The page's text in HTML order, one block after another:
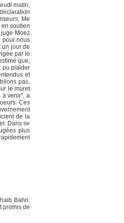
matin,
Me
soutien
Moez
pour nous
un jour de
par le
que,
pu plaider
et
pas,
le muret
à venir", a
Ces
de la
Dans se
plus
Bahri.
promis de